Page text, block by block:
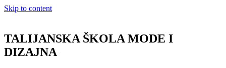
Skip to content
TALIJANSKA ŠKOLA MODE I
DIZAJNA